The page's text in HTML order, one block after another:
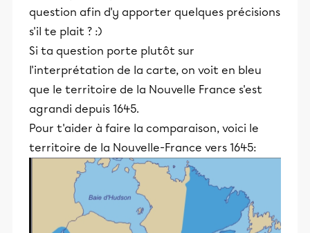
question afin d'y apporter quelques précisions
s'il te plait ? :)
Si ta question porte plutôt sur
l'interprétation de la carte, on voit en bleu
que le territoire de la Nouvelle France s'est
agrandi depuis 1645.
Pour t'aider à faire la comparaison, voici le
territoire de la Nouvelle-France vers 1645: